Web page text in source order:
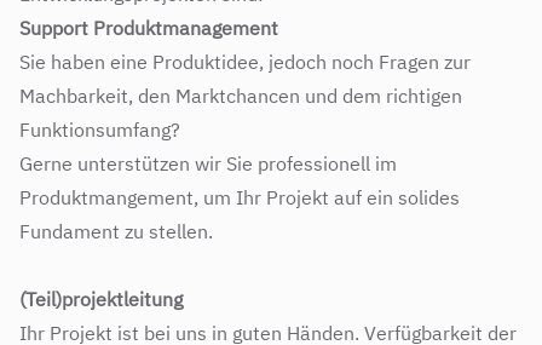
Support Produktmanagement
Sie haben eine Produktidee, jedoch noch Fragen zur
Machbarkeit, den Marktchancen und dem richtigen
Funktionsumfang?
Gerne unterstützen wir Sie professionell im
Produktmangement, um Ihr Projekt auf ein solides
Fundament zu stellen.
(Teil)projektleitung
Ihr Projekt ist bei uns in guten Händen. Verfügbarkeit der